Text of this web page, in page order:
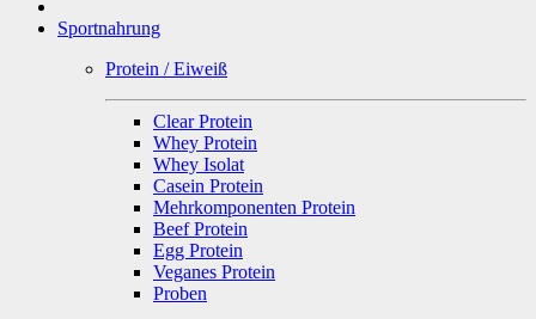
Sportnahrung
Protein / Eiweiß
Clear Protein
Whey Protein
Whey Isolat
Casein Protein
Mehrkomponenten Protein
Beef Protein
Egg Protein
Veganes Protein
Proben